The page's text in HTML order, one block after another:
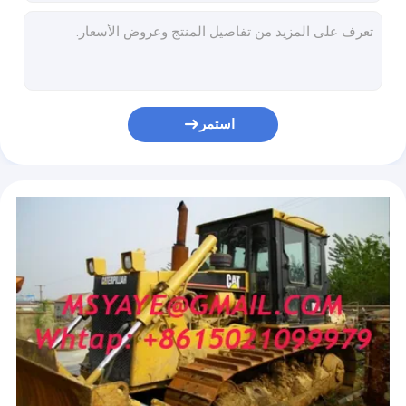
مستعملة حفار صغير
منخفض سرير مقطورة, ناقلة نفط
2014 سنة 3589 ساعة 3306 المحرك D6D تستخدم جرافة كاتربيلر البلدوزر للبيع مومباسا
زنجير جرّار تسوية لعمليّة بيع D8R, D8L, D8N, D8K, D8H, D8T
second-hand 966F يستعمل زنجير عجل محمل خزف صينيّ
استمر